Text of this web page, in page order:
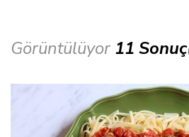
Görüntülüyor 11